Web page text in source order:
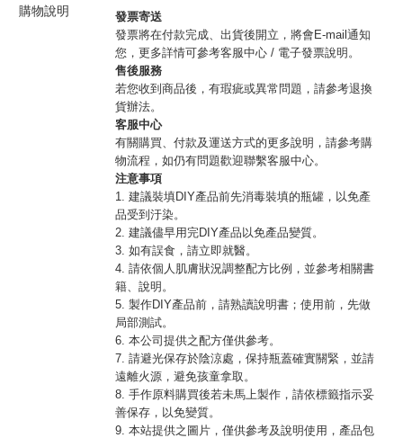
購物說明
發票寄送
發票將在付款完成、出貨後開立，將會E-mail通知
您，更多詳情可參考客服中心 / 電子發票說明。
售後服務
若您收到商品後，有瑕疵或異常問題，請參考退換
貨辦法。
客服中心
有關購買、付款及運送方式的更多說明，請參考購
物流程，如仍有問題歡迎聯繫客服中心。
注意事項
1. 建議裝填DIY產品前先消毒裝填的瓶罐，以免產
品受到汙染。
2. 建議儘早用完DIY產品以免產品變質。
3. 如有誤食，請立即就醫。
4. 請依個人肌膚狀況調整配方比例，並參考相關書
籍、說明。
5. 製作DIY產品前，請熟讀說明書；使用前，先做
局部測試。
6. 本公司提供之配方僅供參考。
7. 請避光保存於陰涼處，保持瓶蓋確實關緊，並請
遠離火源，避免孩童拿取。
8. 手作原料購買後若未馬上製作，請依標籤指示妥
善保存，以免變質。
9. 本站提供之圖片，僅供參考及說明使用，產品包